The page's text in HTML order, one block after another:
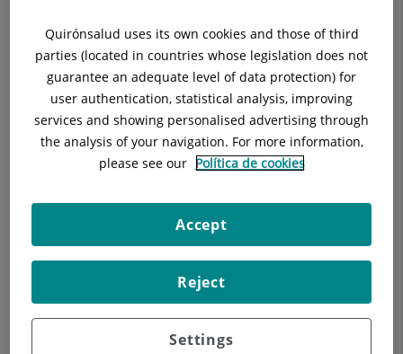
Sagrat Cor. Per això, la infermera referent que realitza aquest
Juntament amb RRHH organitza tota la formació interna per
tot el personal Infermer segon les necessitats que les
avaluacions de competències ens indiquen.
S´encarrega de la formació externa oferint al personal intern
Quirónsalud uses its own cookies and those of third
parties (located in countries whose legislation does not
guarantee an adequate level of data protection) for
user authentication, statistical analysis, improving
services and showing personalised advertising through
the analysis of your navigation. For more information,
please see our Política de cookies
Settings
Reject
Accept